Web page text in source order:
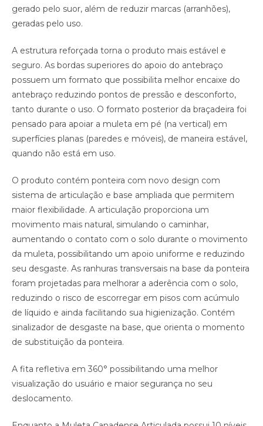
gerado pelo suor, além de reduzir marcas (arranhões),
geradas pelo uso.
A estrutura reforçada torna o produto mais estável e
seguro. As bordas superiores do apoio do antebraço
possuem um formato que possibilita melhor encaixe do
antebraço reduzindo pontos de pressão e desconforto,
tanto durante o uso. O formato posterior da braçadeira foi
pensado para apoiar a muleta em pé (na vertical) em
superfícies planas (paredes e móveis), de maneira estável,
quando não está em uso.
O produto contém ponteira com novo design com
sistema de articulação e base ampliada que permitem
maior flexibilidade. A articulação proporciona um
movimento mais natural, simulando o caminhar,
aumentando o contato com o solo durante o movimento
da muleta, possibilitando um apoio uniforme e reduzindo
seu desgaste. As ranhuras transversais na base da ponteira
foram projetadas para melhorar a aderência com o solo,
reduzindo o risco de escorregar em pisos com acúmulo
de líquido e ainda facilitando sua higienização. Contém
sinalizador de desgaste na base, que orienta o momento
de substituição da ponteira.
A fita refletiva em 360° possibilitando uma melhor
visualização do usuário e maior segurança no seu
deslocamento.